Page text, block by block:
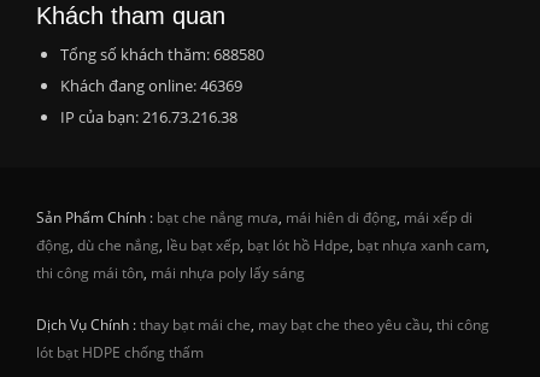
Khách tham quan
Tổng số khách thăm: 688580
Khách đang online: 46369
IP của bạn: 216.73.216.38
Sản Phẩm Chính : bạt che nắng mưa, mái hiên di động, mái xếp di
động, dù che nắng, lều bạt xếp, bạt lót hồ Hdpe, bạt nhựa xanh cam,
thi công mái tôn, mái nhựa poly lấy sáng
Dịch Vụ Chính :thay bạt mái che, may bạt che theo yêu cầu, thi công
lót bạt HDPE chống thấm